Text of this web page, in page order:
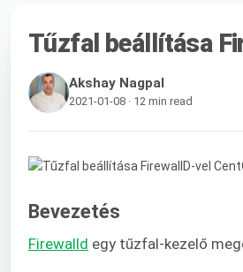
Tűzfal beállítása
Akshay Nagpal
2021-01-08 · 12 min read
Bevezetés
Firewalld egy tűzfal-kezelő